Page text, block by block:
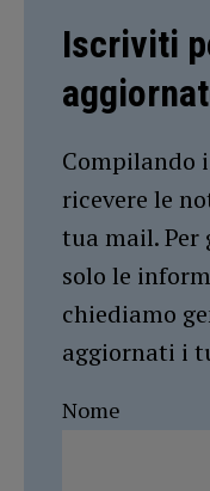
Iscriviti
Compilando
ricevere le
tua mail. Per
solo le
chiediamo
aggiornati i
Nome